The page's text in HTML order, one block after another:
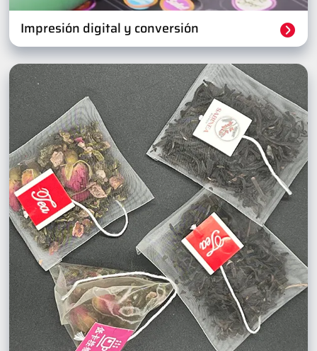
Impresión digital y conversión